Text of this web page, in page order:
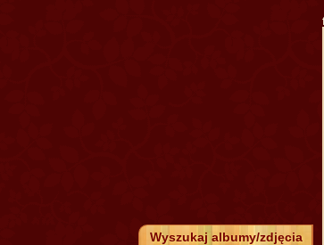
Wyszukaj albumy/zdjęcia